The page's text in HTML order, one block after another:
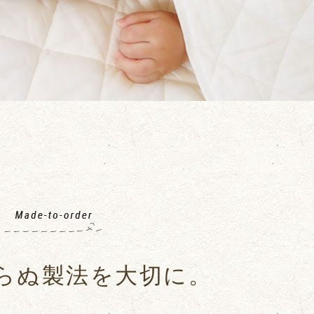
ぬ製法を大切に。